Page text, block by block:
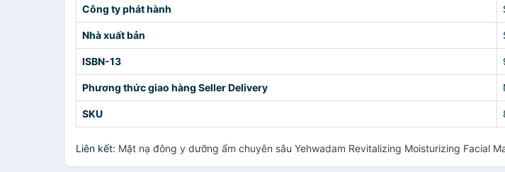
Công ty phát hành
Nhà xuất bản
ISBN-13
Phương thức giao hàng Seller Delivery
SKU
Liên kết: Mặt nạ đông y dưỡng ẩm chuyên sâu Yehwadam Revitalizing Moisturizing Facial